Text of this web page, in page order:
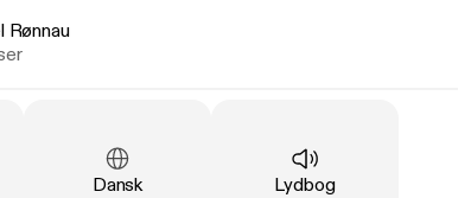
70-årig enkemand på jagt efter kærligheden
- Narrator
Rønnau
Sprog:
Dansk Type:
Lydbog